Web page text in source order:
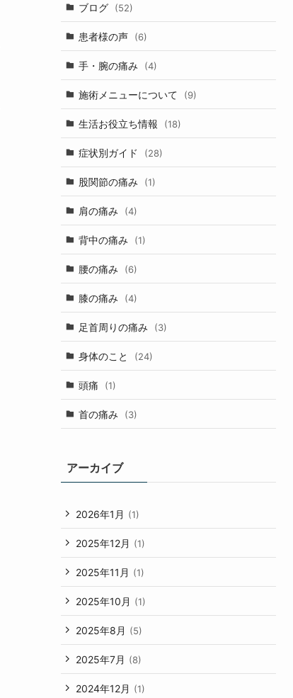
ブログ (52)
患者様の声 (6)
手・腕の痛み (4)
施術メニューについて (9)
生活お役立ち情報 (18)
症状別ガイド (28)
股関節の痛み (1)
肩の痛み (4)
背中の痛み (1)
腰の痛み (6)
膝の痛み (4)
足首周りの痛み (3)
身体のこと (24)
頭痛 (1)
首の痛み (3)
アーカイブ
2026年1月 (1)
2025年12月 (1)
2025年11月 (1)
2025年10月 (1)
2025年8月 (5)
2025年7月 (8)
2024年12月 (1)